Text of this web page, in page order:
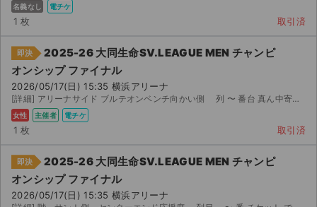
名義なし 電チケ
1 枚 取引済
即決
2025-26 大同生命SV.LEAGUE MEN チャンピ
オンシップ ファイナル
2026/05/17(日) 15:35 横浜アリーナ
[詳細] アリーナサイド ブルテオンベンチ向かい側 列 〜 番台 真ん中寄りですが、ブル...
女性 主催者 電チケ
1 枚 取引済
即決
2025-26 大同生命SV.LEAGUE MEN チャンピ
オンシップ ファイナル
2026/05/17(日) 15:35 横浜アリーナ